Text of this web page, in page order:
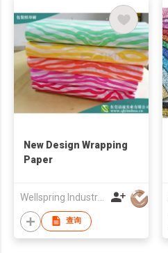
New Design Wrapping
Paper
Wellspring Industrial Co., Ltd.
查询